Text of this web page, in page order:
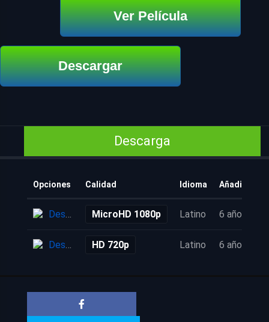
Ver Película
Descargar
Descarga
Opciones Calidad Idioma Añadido
Descarga MicroHD 1080p Latino 6 años
Descarga HD 720p Latino 6 años